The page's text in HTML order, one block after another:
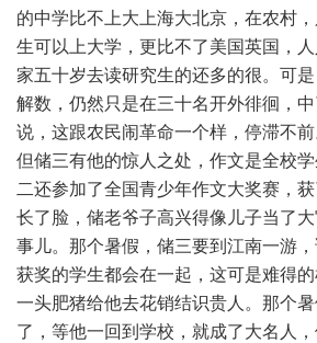
的中学比不上大上海大北京，在农村
生可以上大学，更比不了美国英国，
家五十岁去读研究生的还多的很。可
解数，仍然只是在三十名开外徘徊，
说，这跟农民闹革命一个样，停滞不前
但储三有他的惊人之处，作文是全校
二还参加了全国青少年作文大奖赛，
长了脸，储老爷子高兴得像儿子当了
事儿。那个暑假，储三要到江南一游
获奖的学生都会在一起，这可是难得
一头肥猪给他去花销结识贵人。那个
了，等他一回到学校，就成了大名人